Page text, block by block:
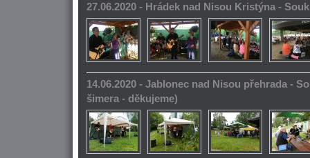
27.06.2020 - Hrádek nad Nisou Kristýna -
14.06.2020 - Jablonec nad Nisou přehrada -
šimera - děkujeme)